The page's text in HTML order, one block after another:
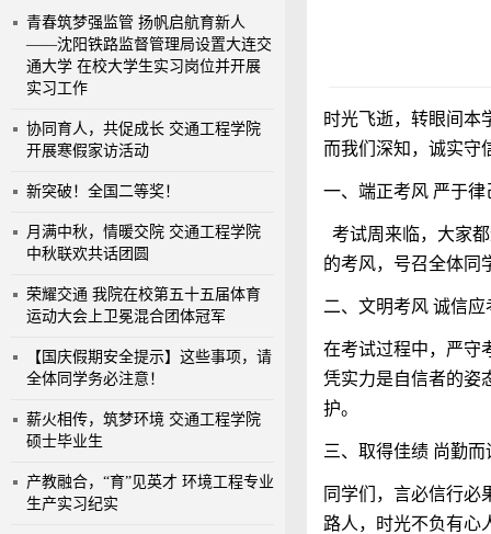
青春筑梦强监管 扬帆启航育新人
——沈阳铁路监督管理局设置大连交
通大学 在校大学生实习岗位并开展
实习工作
协同育人，共促成长 交通工程学院
开展寒假家访活动
新突破！全国二等奖！
月满中秋，情暖交院 交通工程学院
中秋联欢共话团圆
荣耀交通 我院在校第五十五届体育
运动大会上卫冕混合团体冠军
【国庆假期安全提示】这些事项，请
全体同学务必注意！
薪火相传，筑梦环境 交通工程学院
硕士毕业生
产教融合，“育”见英才 环境工程专业
生产实习纪实
时光飞逝，转眼间本
而我们深知，诚实守
一、端正考风 严于律
考试周来临，大家
的考风，号召全体同
二、文明考风 诚信应
在考试过程中，严守
凭实力是自信者的姿
护。
三、取得佳绩 尚勤而
同学们，言必信行必
路人，时光不负有心